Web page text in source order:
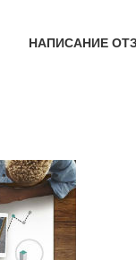
НАПИСАНИЕ